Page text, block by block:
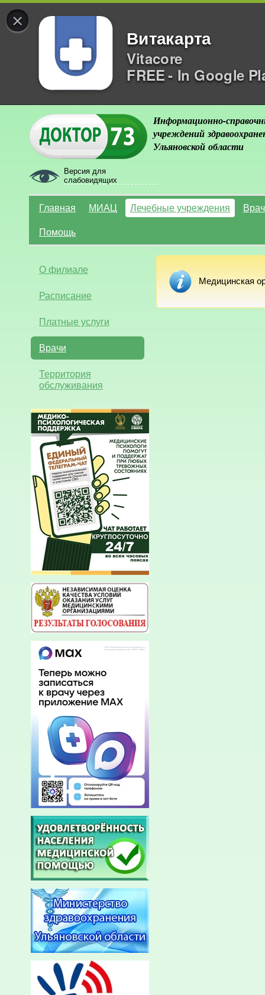
×
Витакарта
Vitacore
FREE - In Google
Версия для
слабовидящих
Информационно-
учреждений
Ульяновской области
Главная МИАЦ Лечебные учреждения
Помощь
О филиале
Расписание
Платные услуги
Врачи
Территория
обслуживания
Медицинская